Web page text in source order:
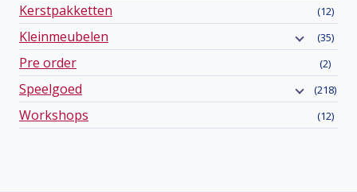
Kerstpakketten (12)
Kleinmeubelen (35)
Pre order (2)
Speelgoed (218)
Workshops (12)